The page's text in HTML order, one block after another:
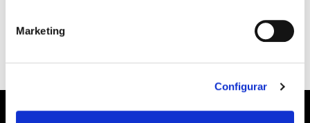
Marketing
Configurar